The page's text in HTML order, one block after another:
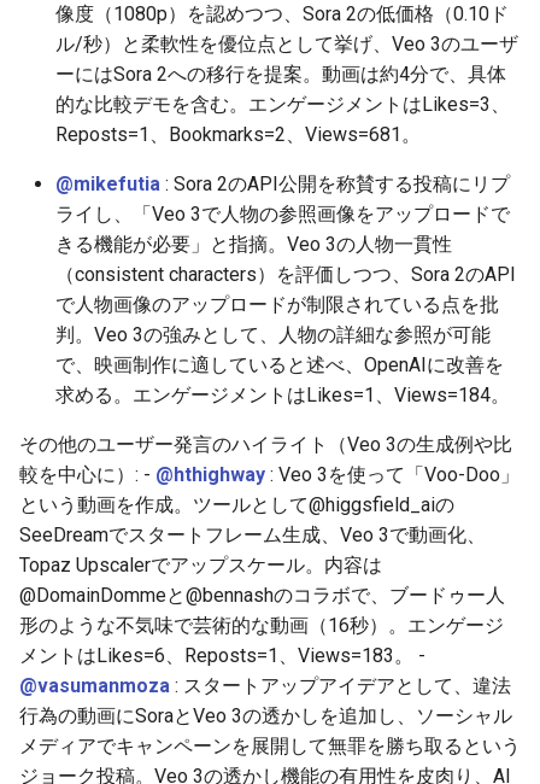
2026-06-25
2026-06-24
2026-06-23
2026-06-22
2026-06-21
2026-06-20
2026-06-19
2026-06-18
2026-06-17
2026-06-16
2026-06-15
2026-06-14
2026-06-13
2025-12-10
2025-12-09
2025-12-08
2025-12-07
2025-12-06
2025-12-05
2025-12-04
2025-12-03
2025-12-02
2025-12-01
2025-11-30
2025-11-29
2025-11-28
2026-06-25
2026-06-24
2026-06-23
2026-06-22
2026-06-21
2026-06-20
2026-06-19
2026-06-18
2026-06-17
2026-06-16
2026-06-15
2026-06-14
2026-06-13
2025-12-10
2025-12-09
2025-12-08
2025-12-07
2025-12-06
2025-12-05
2025-12-04
2025-12-03
2025-12-02
2025-12-01
2025-11-30
2025-11-29
2025-11-28
2026-02-15
2026-02-08
2026-02-01
2026-01-25
2026-01-18
2026-01-11
2026-01-04
2026-02-15
2026-02-08
2026-02-05
2026-02-15
2026-02-08
2026-02-01
2026-01-25
2026-01-18
2026-01-11
2026-01-04
2026-06-24
2026-06-23
2026-06-21
2026-06-20
2026-06-19
2026-06-18
2026-06-17
2026-06-16
2026-06-14
2026-06-13
2026-06-12
2026-06-11
2026-06-10
2025-12-10
2025-12-09
2025-12-08
2025-12-07
2025-12-06
2025-12-05
2025-12-04
2025-12-03
2025-12-02
2025-12-01
2025-11-30
2025-11-29
2025-11-28
2026-02-15
2026-02-08
2026-02-01
2026-01-25
2026-01-18
2026-01-11
2026-01-04
2026-02-08
2026-02-01
2026-01-25
2026-01-18
2026-01-13
2026-06-23
2026-06-22
2026-06-21
2026-06-20
2026-06-19
2026-06-18
2026-06-17
2026-06-16
2026-06-15
2026-06-14
2026-06-13
2026-06-12
2026-06-11
2026-02-15
2026-02-08
2026-02-01
2026-01-25
2026-01-18
2026-01-11
2026-01-04
2026-06-25
2026-06-24
2026-06-23
2026-06-22
2026-06-21
2026-06-20
2026-06-19
2026-06-18
2026-06-17
2026-06-16
2026-06-15
2026-06-14
2026-06-13
2026-06-21
2026-06-20
2026-06-18
2026-06-17
2026-06-16
2026-06-15
2026-06-14
2026-06-13
2026-06-11
2026-06-10
2026-06-09
2026-06-08
2026-06-07
像度（1080p）を認めつつ、Sora 2の低価格（0.10ド
ル/秒）と柔軟性を優位点として挙げ、Veo 3のユーザ
ーにはSora 2への移行を提案。動画は約4分で、具体
的な比較デモを含む。エンゲージメントはLikes=3、
Reposts=1、Bookmarks=2、Views=681。
@mikefutia : Sora 2のAPI公開を称賛する投稿にリプ
ライし、「Veo 3で人物の参照画像をアップロードで
きる機能が必要」と指摘。Veo 3の人物一貫性
（consistent characters）を評価しつつ、Sora 2のAPI
で人物画像のアップロードが制限されている点を批
判。Veo 3の強みとして、人物の詳細な参照が可能
で、映画制作に適していると述べ、OpenAIに改善を
求める。エンゲージメントはLikes=1、Views=184。
その他のユーザー発言のハイライト（Veo 3の生成例や比
較を中心に）: - @hthighway : Veo 3を使って「Voo-Doo」
という動画を作成。ツールとして@higgsfield_aiの
SeeDreamでスタートフレーム生成、Veo 3で動画化、
Topaz Upscalerでアップスケール。内容は
@DomainDommeと@bennashのコラボで、ブードゥー人
形のような不気味で芸術的な動画（16秒）。エンゲージ
メントはLikes=6、Reposts=1、Views=183。 -
@vasumanmoza : スタートアップアイデアとして、違法
行為の動画にSoraとVeo 3の透かしを追加し、ソーシャル
メディアでキャンペーンを展開して無罪を勝ち取るという
ジョーク投稿。Veo 3の透かし機能の有用性を皮肉り、AI